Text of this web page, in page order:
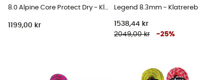
8.0 Alpine Core Protect Dry - Klatrereb
1199,00 kr
Legend 8.3mm - Klatrereb
1538,44 kr
2049,00 kr
-25%